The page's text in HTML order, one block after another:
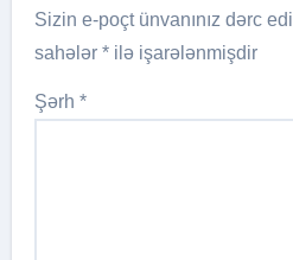
Sizin e-poçt ünvanınız dərc
sahələr* ilə işarələnmişdir
Şərh*